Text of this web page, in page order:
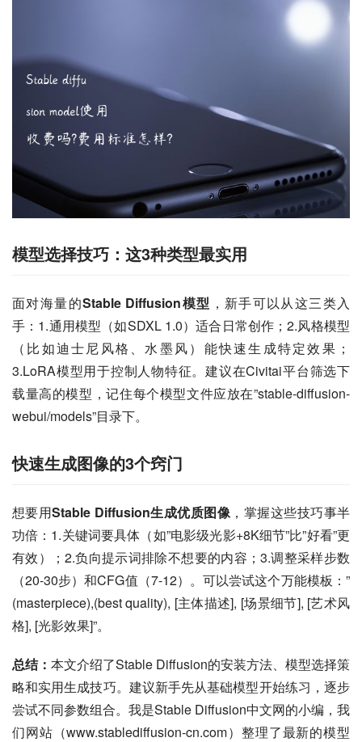
模型选择技巧：这3种类型最实用
面对海量的Stable Diffusion模型 ，新手可以从这三类入
手：1.通用模型（如SDXL 1.0）适合日常创作；2.风格模型
（比如迪士尼风格、水墨风）能快速生成特定效果；
3.LoRA模型用于控制人物特征。建议在Civitai平台筛选下
载量高的模型，记住每个模型文件应放在”stable-diffusion-
webui/models”目录下。
快速生成图像的3个窍门
想要用Stable Diffusion生成优质图像，掌握这些技巧事半
功倍：1.关键词要具体（如”电影级光影+8K细节”比”好看”更
有效）；2.负向提示词排除不想要的内容；3.调整采样步数
（20-30步）和CFG值（7-12）。可以尝试这个万能模板：”
(masterpiece),(best quality), [主体描述], [场景细节], [艺术风
格], [光影效果]”。
总结： 本文介绍了Stable Diffusion的安装方法、模型选择策
略和实用生成技巧。建议新手先从基础模型开始练习，逐步
尝试不同参数组合。我是Stable Diffusion中文网的小编，我
们网站（www.stablediffusion-cn.com）整理了最新的模型